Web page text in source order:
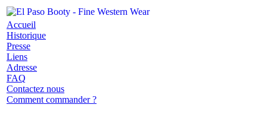
Accueil
Historique
Presse
Liens
Adresse
FAQ
Contactez nous
Comment commander ?